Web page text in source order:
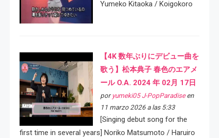
Yumeko Kitaoka / Koigokoro
【4K 数年ぶりにデビュー曲を
歌う】松本典子 春色のエアメ
ール O.A. 2024 年 02月 17日
por yumeki05 J-PopParadiseen
11 marzo 2026 a las 5:33
[Singing debut song for the
first time in several years] Noriko Matsumoto / Haruiro